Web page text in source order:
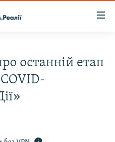
останній етап